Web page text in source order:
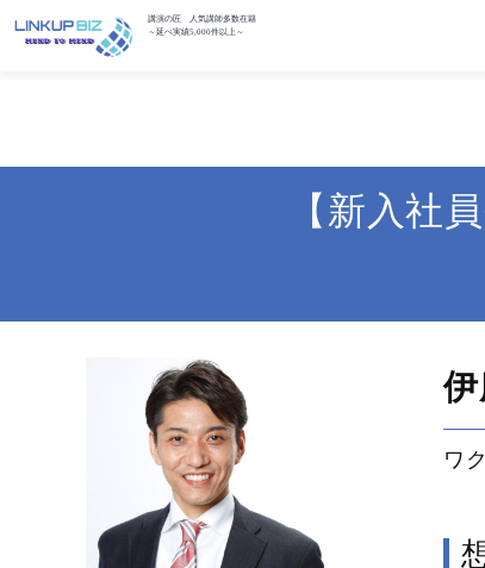
講演の匠 人気講師多数在籍
～延べ実績5,000件以上～
【新入社
ワ